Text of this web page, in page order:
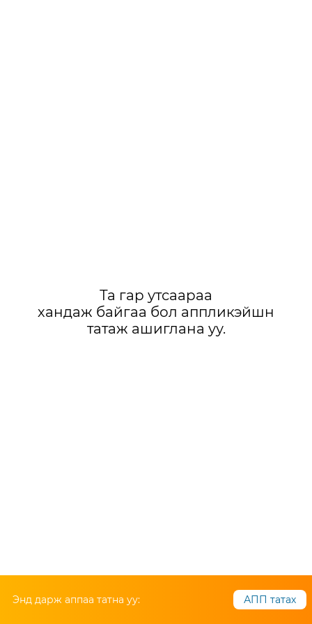
Та гар утсаараа
хандаж байгаа бол аппликэйшн
татаж ашиглана уу.
Энд дарж аппаа татна уу: АПП татах